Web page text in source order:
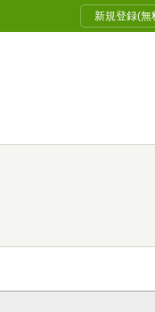
新規登録(無